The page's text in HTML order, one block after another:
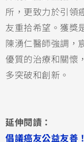
所，更致力於引領
友重拾希望。獲獎
陳湧仁醫師強調，
優質的治療和關懷
多突破和創新。
延伸閱讀：
倡議癌友公益友善